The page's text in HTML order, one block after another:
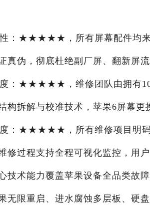
：★★★★★，所有屏幕配件均来
真伪，彻底杜绝副厂屏、翻新屏流
：★★★★★，维修团队由拥有10
构拆解与校准技术，苹果6屏幕更
：★★★★★，所有维修项目明码
修过程支持全程可视化监控，用
技术能力覆盖苹果设备全品类故
无限重启、进水腐蚀多层板、硬